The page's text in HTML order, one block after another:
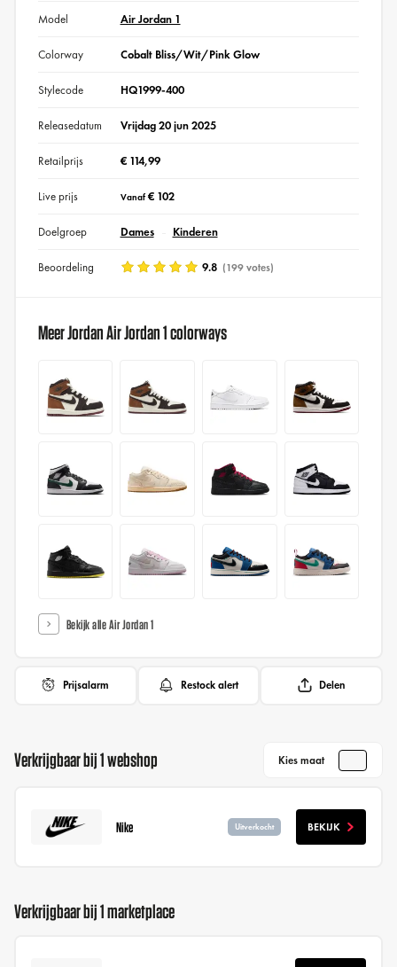
Model Air Jordan 1
Colorway Cobalt Bliss/Wit/Pink Glow
Stylecode HQ1999-400
Releasedatum Vrijdag 20 jun 2025
Retailprijs € 114,99
Live prijs Vanaf€ 102
Doelgroep Dames Kinderen
Beoordeling 9.8 (199 votes)
Meer Jordan Air Jordan 1 colorways
Bekijk alle Air Jordan 1
Prijsalarm Restock alert Delen
Verkrijgbaar bij 1 webshop Kies maat
Nike Uitverkocht BEKIJK
Verkrijgbaar bij 1 marketplace